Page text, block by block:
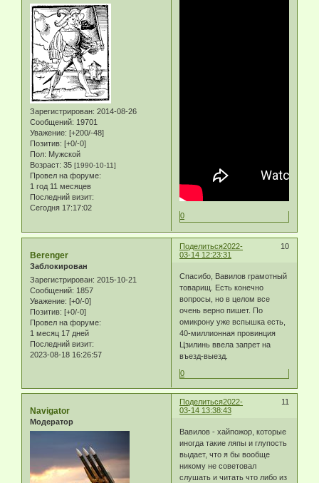
Зарегистрирован: 2014-08-26
Сообщений: 19701
Уважение: [+200/-48]
Позитив: [+0/-0]
Пол: Мужской
Возраст: 35 [1990-10-11]
Провел на форуме:
1 год 11 месяцев
Последний визит:
Сегодня 17:17:02
0
Поделиться 10
2022-
03-14 12:23:31
Berenger
Заблокирован
Зарегистрирован: 2015-10-21
Сообщений: 1857
Уважение: [+0/-0]
Позитив: [+0/-0]
Провел на форуме:
1 месяц 17 дней
Последний визит:
2023-08-18 16:26:57
Спасибо, Вавилов грамотный
товарищ. Есть конечно
вопросы, но в целом все
очень верно пишет. По
омикрону уже вспышка есть,
40-миллионная провинция
Цзилинь ввела запрет на
въезд-выезд.
0
Поделиться 11
2022-
03-14 13:38:43
Navigator
Модератор
Вавилов - хайпожор, которые
иногда такие ляпы и глупость
выдает, что я бы вообще
никому не советовал
слушать и читать что либо из